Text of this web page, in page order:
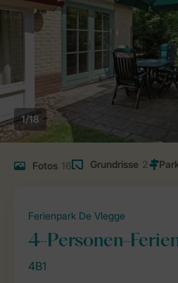
1/18
Fotos 16 Grundrisse 2
Ferienpark De Vlegge
4-Personen-
4B1